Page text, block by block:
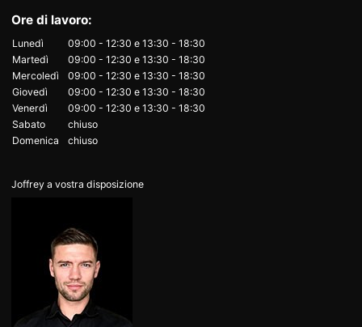
Ore di lavoro:
Lunedì 09:00 - 12:30 e 13:30 - 18:30
Martedì
09:00 - 12:30 e 13:30 - 18:30
Mercoledì
09:00 - 12:30 e 13:30 - 18:30
Giovedì
09:00 - 12:30 e 13:30 - 18:30
Venerdì
09:00 - 12:30 e 13:30 - 18:30
Sabato
chiuso
Domenica
chiuso
Joffrey a vostra disposizione